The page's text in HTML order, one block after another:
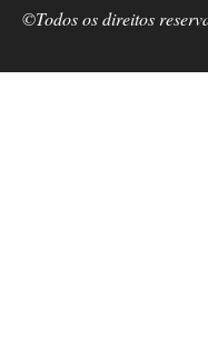
©Todos os direitos